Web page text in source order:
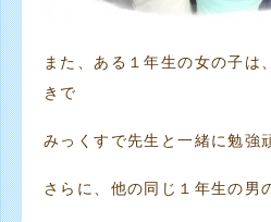
また、ある１年生の女の子は
きで
みっくすで先生と一緒に勉強
さらに、他の同じ１年生の男